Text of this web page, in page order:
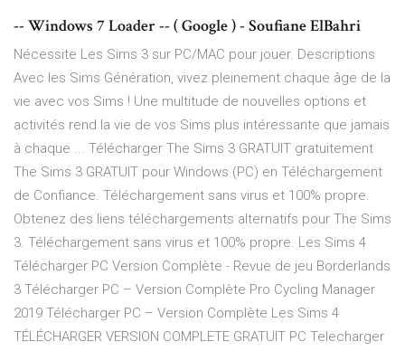
-- Windows 7 Loader -- ( Google ) - Soufiane ElBahri
Nécessite Les Sims 3 sur PC/MAC pour jouer. Descriptions
Avec les Sims Génération, vivez pleinement chaque âge de la
vie avec vos Sims ! Une multitude de nouvelles options et
activités rend la vie de vos Sims plus intéressante que jamais
à chaque ... Télécharger The Sims 3 GRATUIT gratuitement
The Sims 3 GRATUIT pour Windows (PC) en Téléchargement
de Confiance. Téléchargement sans virus et 100% propre.
Obtenez des liens téléchargements alternatifs pour The Sims
3. Téléchargement sans virus et 100% propre. Les Sims 4
Télécharger PC Version Complète - Revue de jeu Borderlands
3 Télécharger PC – Version Complète Pro Cycling Manager
2019 Télécharger PC – Version Complète Les Sims 4
TÉLÉCHARGER VERSION COMPLETE GRATUIT PC Telecharger